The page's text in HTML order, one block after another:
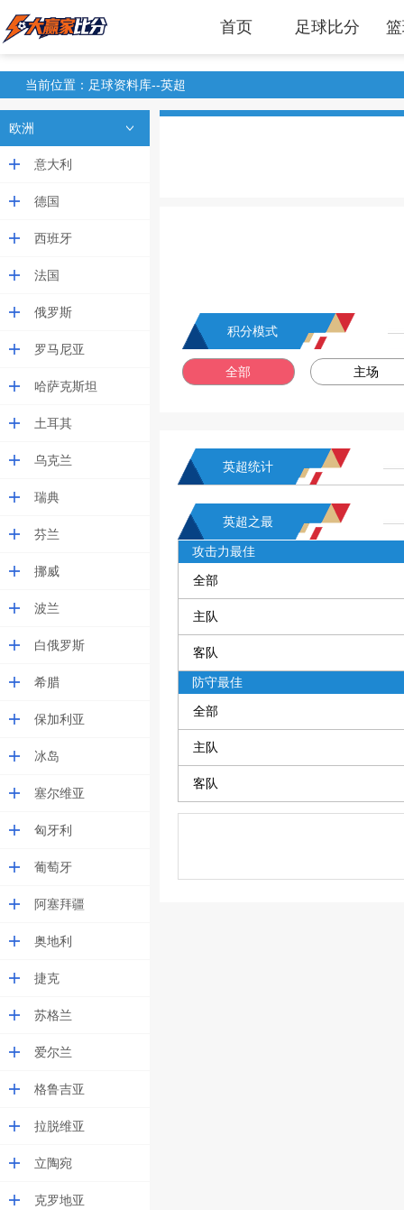
首页 足球比分
当前位置：足球资料库--英超
欧洲
意大利
德国
西班牙
法国
俄罗斯
罗马尼亚
哈萨克斯坦
土耳其
乌克兰
瑞典
芬兰
挪威
波兰
白俄罗斯
希腊
保加利亚
冰岛
塞尔维亚
匈牙利
葡萄牙
阿塞拜疆
奥地利
捷克
苏格兰
爱尔兰
格鲁吉亚
拉脱维亚
立陶宛
克罗地亚
积分模式
全部 主场
英超统计
英超之最
攻击力最佳
全部
主队
客队
防守最佳
全部
主队
客队